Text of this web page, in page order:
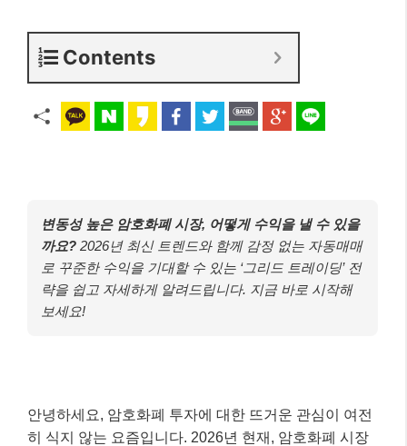
Contents
변동성 높은 암호화폐 시장, 어떻게 수익을 낼 수 있을
까요? 2026년 최신 트렌드와 함께 감정 없는 자동매매
로 꾸준한 수익을 기대할 수 있는 ‘그리드 트레이딩’ 전
략을 쉽고 자세하게 알려드립니다. 지금 바로 시작해
보세요!
안녕하세요, 암호화폐 투자에 대한 뜨거운 관심이 여전
히 식지 않는 요즘입니다. 2026년 현재, 암호화폐 시장